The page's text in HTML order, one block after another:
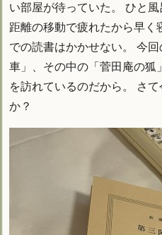
い部屋が待っていた。 ひと
距離の移動で疲れたから早
での読書はかかせない。 今
車」、その中の「菅田庵の狐
を訪れているのだから。 さ
か？